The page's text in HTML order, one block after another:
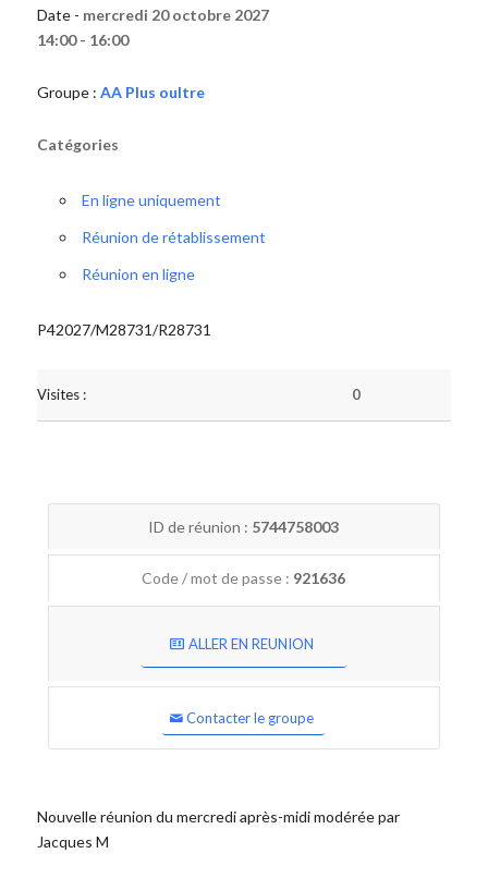
Date - mercredi 20 octobre 2027
14:00 - 16:00
Groupe : AA Plus oultre
Catégories
En ligne uniquement
Réunion de rétablissement
Réunion en ligne
P42027/M28731/R28731
Visites : 0
ID de réunion : 5744758003
Code / mot de passe : 921636
ALLER EN REUNION
Contacter le groupe
Nouvelle réunion du mercredi après-midi modérée par
Jacques M